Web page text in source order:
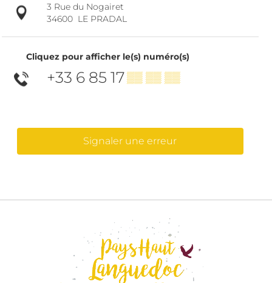
3 Rue du Nogairet
34600 LE PRADAL
Cliquez pour afficher le(s) numéro(s)
+33 6 85 17▒▒ ▒▒ ▒▒
Signaler une erreur